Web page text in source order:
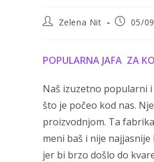
PostZelena Nit
Post05/
POPULARNA JAFA ZA
Naš izuzetno popularni
što je počeo kod nas.
proizvodnjom. Ta
meni baš i nije
jer bi brzo došlo do